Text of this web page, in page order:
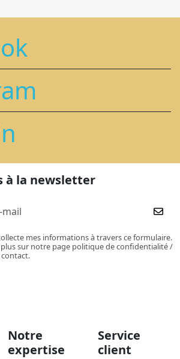
à la newsletter
mes informations à travers ce formulaire.
sur notre page politique de confidentialité /
Notre
expertise
Service
client